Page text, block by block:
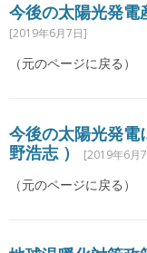
今後の太陽光発電
[2019年6月7日]
（元のページに戻る）
今後の太陽光発電
野浩志 ）
[2019年6月
（元のページに戻る）